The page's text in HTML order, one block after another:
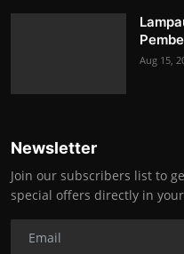
Aug 15,
Newsletter
Join our subscribers list to
special offers directly in